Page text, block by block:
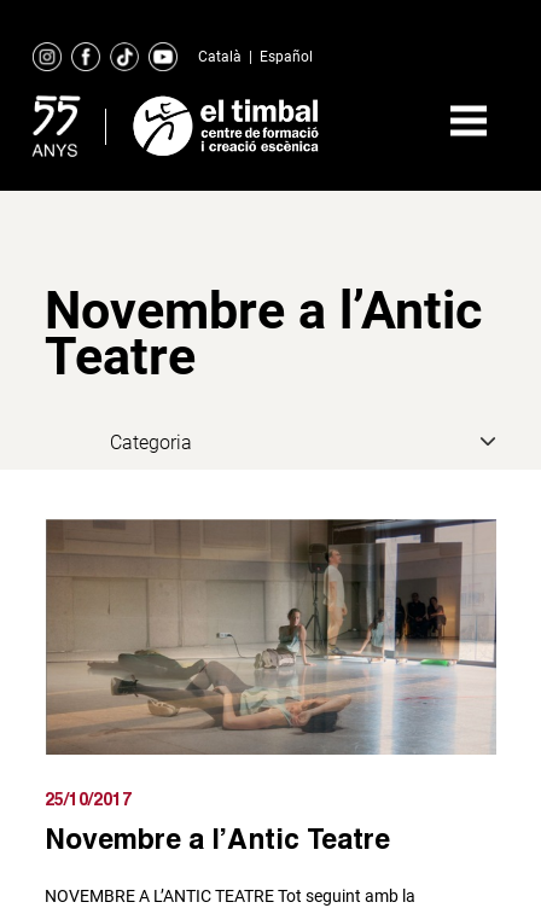
content
Català Español
Novembre a l’Antic
Teatre
25/10/2017
Novembre a l’Antic Teatre
NOVEMBRE A L’ANTIC TEATRE Tot seguint amb la